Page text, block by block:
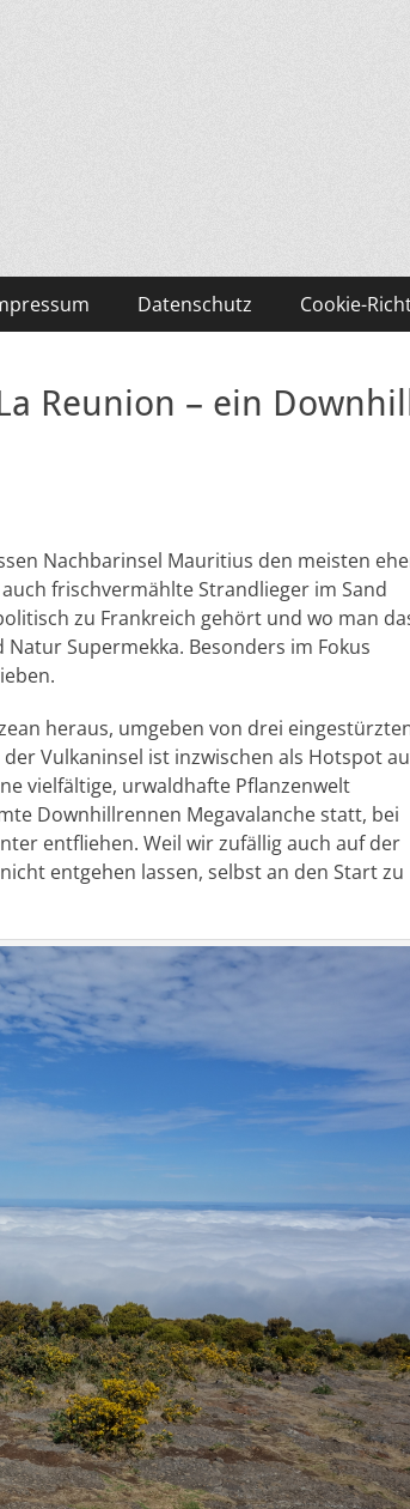
Datenschutz Cookie-
Reunion – ein
Nachbarinsel Mauritius den meisten
frischvermählte Strandlieger im Sand
zu Frankreich gehört und wo man
Supermekka. Besonders im Fokus
heraus, umgeben von drei
Vulkaninsel ist inzwischen als Hotspot
vielfältige, urwaldhafte Pflanzenwelt
Downhillrennen Megavalanche statt, bei
entfliehen. Weil wir zufällig auch auf der
entgehen lassen, selbst an den Start zu